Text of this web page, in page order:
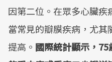
因第二位。在眾多心臟
當常見的瓣膜疾病，尤
提高。 國際統計顯示，